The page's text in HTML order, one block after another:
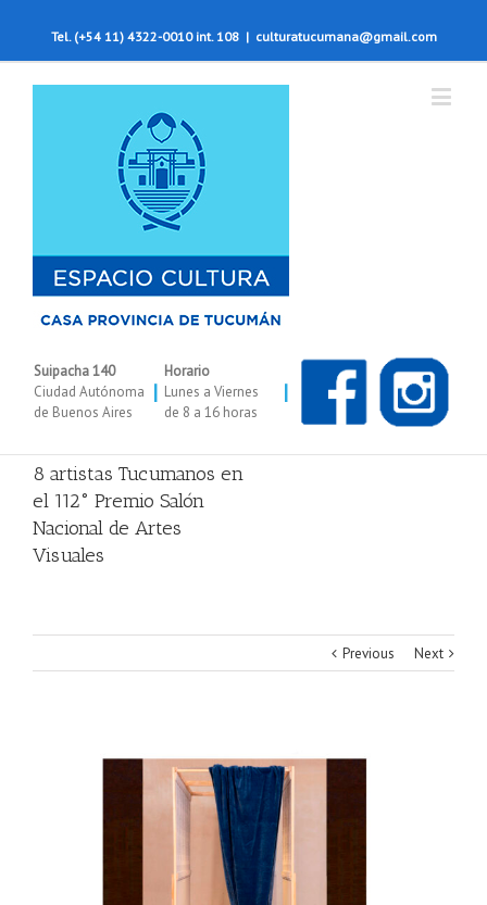
Tel. (+54 11) 4322-0010 int. 108 | culturatucumana@gmail.com
Suipacha 140
Ciudad Autónoma
de Buenos Aires
|
Horario
Lunes a Viernes
de 8 a 16 horas
|
8 artistas Tucumanos en
el 112° Premio Salón
Nacional de Artes
Visuales
Previous Next